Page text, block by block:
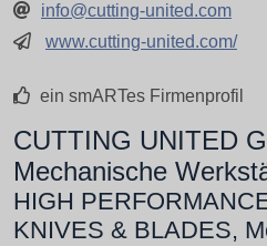
info@cutting-united.com
www.cutting-united.com/
ein smARTes Firmenprofil
CUTTING UNITED
Mechanische
HIGH
KNIVES & BLADES,